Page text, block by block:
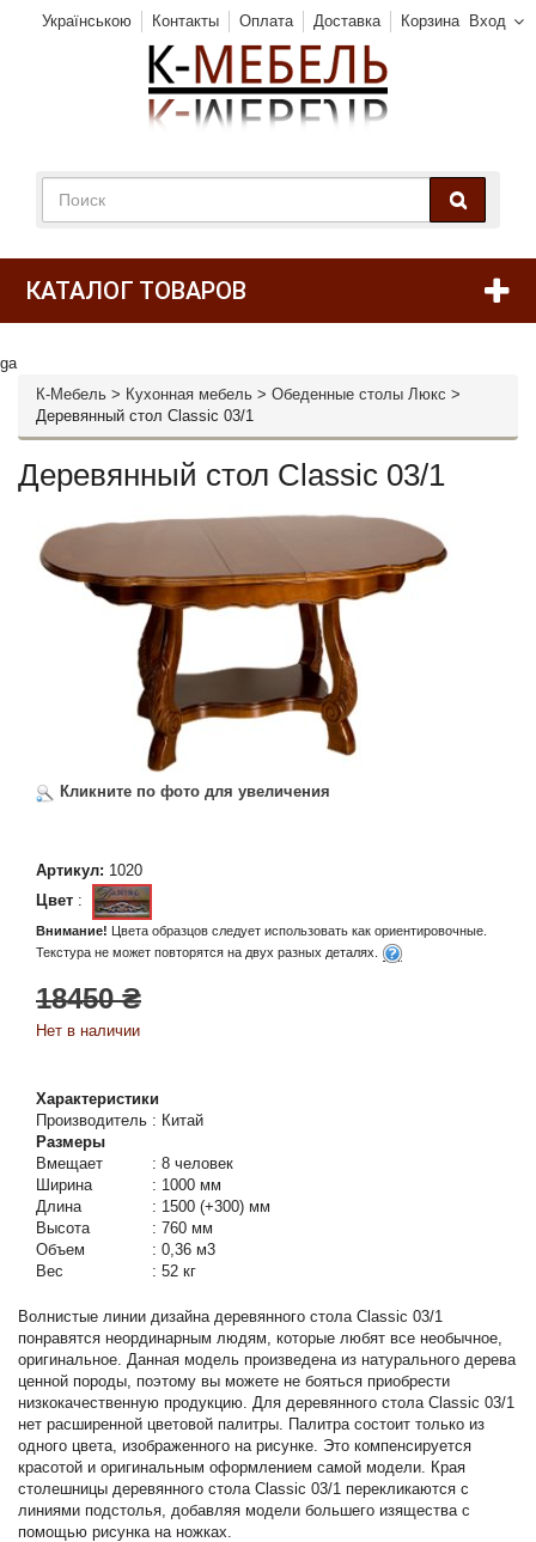
Вход
Українською Контакты Оплата Доставка Корзина
КАТАЛОГ ТОВАРОВ
ga
К-Мебель > Кухонная мебель > Обеденные столы Люкс >
Деревянный стол Classic 03/1
Деревянный стол Classic 03/1
Кликните по фото для увеличения
Артикул: 1020
Цвет :
Внимание! Цвета образцов следует использовать как ориентировочные.
Текстура не может повторятся на двух разных деталях.
18450 ₴
Нет в наличии
Характеристики
Производитель : Китай
Размеры
Вмещает
: 8 человек
Ширина
: 1000 мм
Длина
: 1500 (+300) мм
Высота
: 760 мм
Объем
: 0,36 м3
Вес
: 52 кг
Волнистые линии дизайна деревянного стола Classic 03/1
понравятся неординарным людям, которые любят все необычное,
оригинальное. Данная модель произведена из натурального дерева
ценной породы, поэтому вы можете не бояться приобрести
низкокачественную продукцию. Для деревянного стола Classic 03/1
нет расширенной цветовой палитры. Палитра состоит только из
одного цвета, изображенного на рисунке. Это компенсируется
красотой и оригинальным оформлением самой модели. Края
столешницы деревянного стола Classic 03/1 перекликаются с
линиями подстолья, добавляя модели большего изящества с
помощью рисунка на ножках.